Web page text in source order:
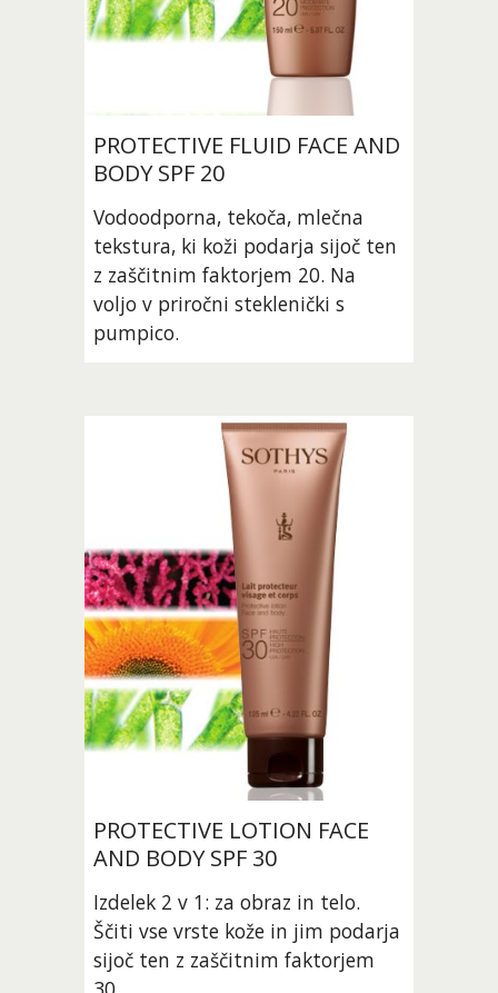
PROTECTIVE FLUID FACE AND
BODY SPF 20
Vodoodporna, tekoča, mlečna
tekstura, ki koži podarja sijoč ten
z zaščitnim faktorjem 20. Na
voljo v priročni steklenički s
pumpico.
PROTECTIVE LOTION FACE
AND BODY SPF 30
Izdelek 2 v 1: za obraz in telo.
Ščiti vse vrste kože in jim podarja
sijoč ten z zaščitnim faktorjem